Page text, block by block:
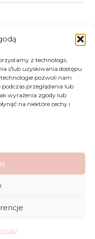
z technologii,
i/lub uzyskiwania dostępu
pozwoli nam
przeglądania lub
wyrażenia zgody lub
na niektóre cechy i